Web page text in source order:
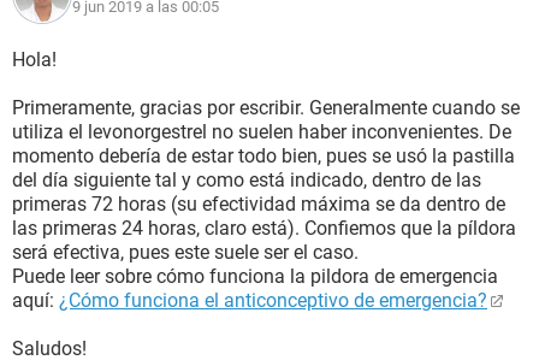
9 jun 2019 a las 00:05
Hola!
Primeramente, gracias por escribir. Generalmente cuando se
utiliza el levonorgestrel no suelen haber inconvenientes. De
momento debería de estar todo bien, pues se usó la pastilla
del día siguiente tal y como está indicado, dentro de las
primeras 72 horas (su efectividad máxima se da dentro de
las primeras 24 horas, claro está). Confiemos que la píldora
será efectiva, pues este suele ser el caso.
Puede leer sobre cómo funciona la pildora de emergencia
aquí: ¿Cómo funciona el anticonceptivo de emergencia?
Saludos!